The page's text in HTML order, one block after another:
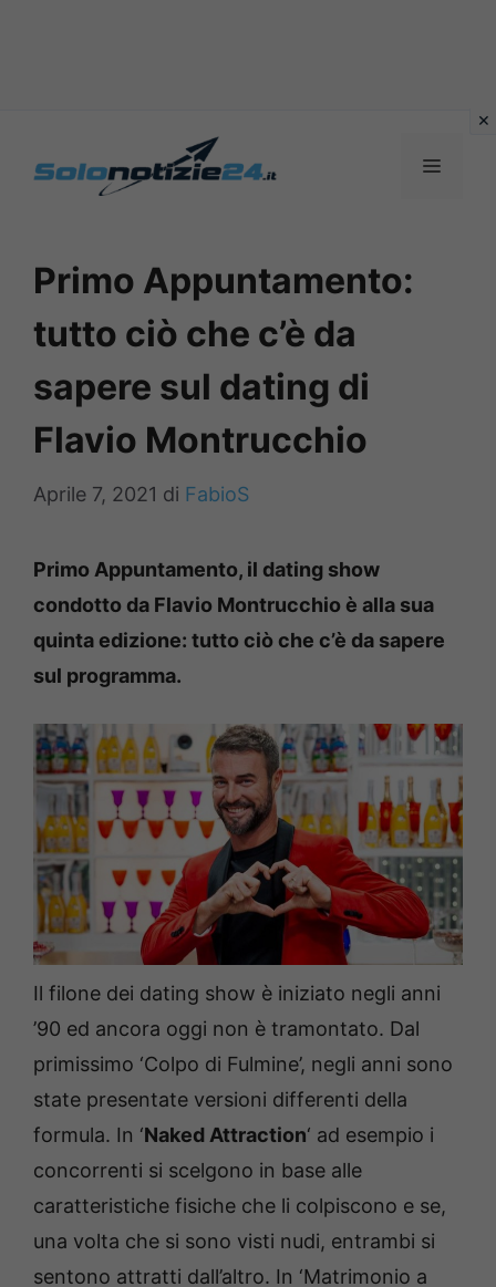
MENU
Primo Appuntamento:
tutto ciò che c’è da
sapere sul dating di
Flavio Montrucchio
Aprile 7, 2021 di FabioS
Primo Appuntamento, il dating show
condotto da Flavio Montrucchio è alla sua
quinta edizione: tutto ciò che c’è da sapere
sul programma.
Il filone dei dating show è iniziato negli anni
’90 ed ancora oggi non è tramontato. Dal
primissimo ‘Colpo di Fulmine’, negli anni sono
state presentate versioni differenti della
formula. In ‘Naked Attraction‘ ad esempio i
concorrenti si scelgono in base alle
caratteristiche fisiche che li colpiscono e se,
una volta che si sono visti nudi, entrambi si
sentono attratti dall’altro. In ‘Matrimonio a